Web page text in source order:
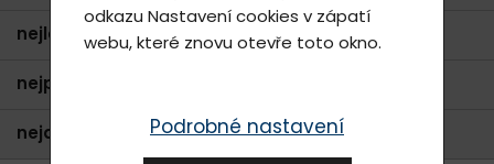
nejlevnější
nejprodávanější
nejdražší
odkazu Nastavení cookies v zápatí
webu, které znovu otevře toto okno.
Podrobné nastavení